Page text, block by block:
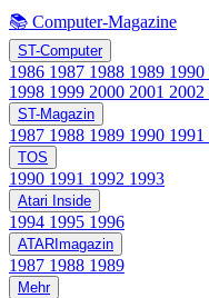
📚 Computer-Magazine
ST-Computer
1986 1987 1988 1989 1990
1998 1999 2000 2001 2002
ST-Magazin
1987 1988 1989 1990 1991
TOS
1990 1991 1992 1993
Atari Inside
1994 1995 1996
ATARImagazin
1987 1988 1989
Mehr